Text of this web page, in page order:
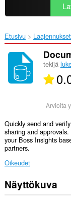
Etusivu Laajennukset
tekijä
Arvioita
Quickly send and
sharing and
your Boss Insights
partners.
Oikeudet
Laajennuksella
on
Näyttökuva